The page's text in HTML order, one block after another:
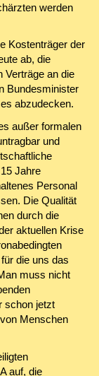
werden
Kostenträger der
ab, die
Verträge an die
Bundesminister
abzudecken.
außer formalen
und
Jahre
Personal
Die Qualität
durch die
aktuellen Krise
die uns das
muss nicht
schon jetzt
Menschen
auf, die